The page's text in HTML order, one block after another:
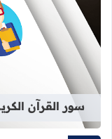
سور القرآن